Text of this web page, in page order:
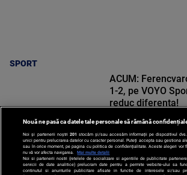
SPORT
SPORT
ACUM:
1-2, pe VOYO
reduc diferența!
Nouă ne pasă ca datele tale personale să rămână
Noi și partenerii noștri 201 stocăm și/sau accesăm informații pe dispozitivul
unici pentru prelucrarea datelor cu caracter personal. Puteți accepta sau gestiona
sau în orice moment, pe pagina cu politica de confidențialitate. Aceste alegeri vor
nu vă vor afecta navigarea.
Mai multe detalii
Noi si partenerii nostri (retelele de socializare si agentiile de publicitate
servicii de date analitice) prelucram date pentru a permite website-ului sa
continutul si anunturile publicitare afisate in functie de interesele si/sau